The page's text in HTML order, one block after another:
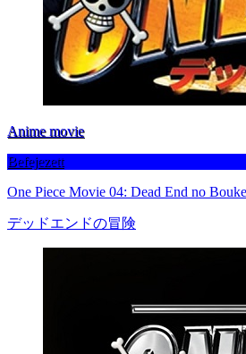
Anime movie
Befejezett
One Piece Movie 04: Dead End no
デッドエンドの冒険